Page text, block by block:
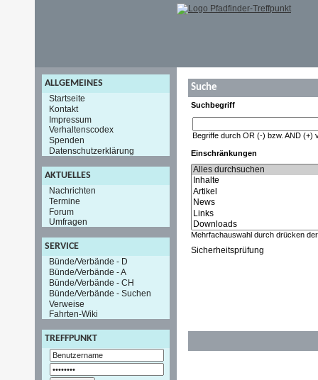
ALLGEMEINES
Startseite
Kontakt
Impressum
Verhaltenscodex
Spenden
Datenschutzerklärung
AKTUELLES
Nachrichten
Termine
Forum
Umfragen
SERVICE
Bünde/Verbände - D
Bünde/Verbände - A
Bünde/Verbände - CH
Bünde/Verbände - Suchen
Verweise
Fahrten-Wiki
TREFFPUNKT
Suche
Suchbegriff
Begriffe durch OR (-) bzw. AND (+)
Einschränkungen
Mehrfachauswahl durch drücken
Sicherheitsprüfung